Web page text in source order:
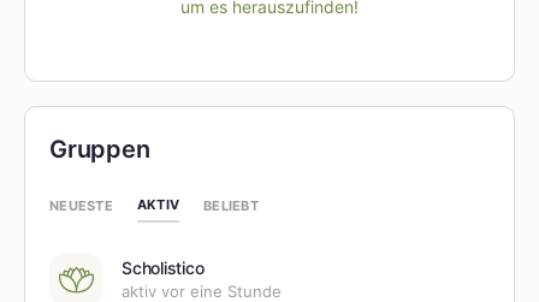
um es herauszufinden!
Gruppen
NEUESTE AKTIV BELIEBT
Scholistico
aktiv vor eine Stunde